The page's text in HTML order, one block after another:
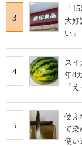
3
「
大好
い」
4
ス
年8
「
5
使え
て染
使い